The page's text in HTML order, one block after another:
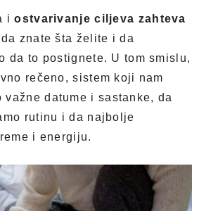
iostvarivanje ciljeva zahteva
da znate šta želite i da
da to postignete. U tom smislu,
rečeno, sistem koji nam
važne datume i sastanke, da
rutinu i da najbolje
i energiju.